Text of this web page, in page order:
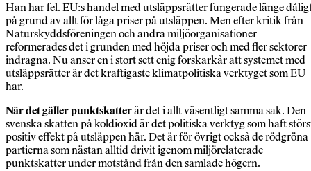
Han har fel. EU:s handel med utsläppsrätter fungerade länge
på grund av allt för låga priser på utsläppen. Men efter kritik från
Naturskyddsföreningen och andra miljöorganisationer
reformerades det i grunden med höjda priser och med fler sektorer
indragna. Nu anser en i stort sett enig forskarkår att systemet med
utsläppsrätter är det kraftigaste klimatpolitiska verktyget som EU
har.
När det gäller punktskatterär det i allt väsentligt samma sak. Den
svenska skatten på koldioxid är det politiska verktyg som haft
positiv effekt på utsläppen här. Det är för övrigt också de rödgröna
partierna som nästan alltid drivit igenom miljörelaterade
punktskatter under motstånd från den samlade högern.